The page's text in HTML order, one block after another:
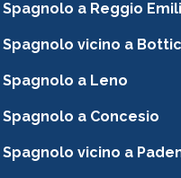
a Reggio
vicino a
a Leno
a Concesio
vicino a